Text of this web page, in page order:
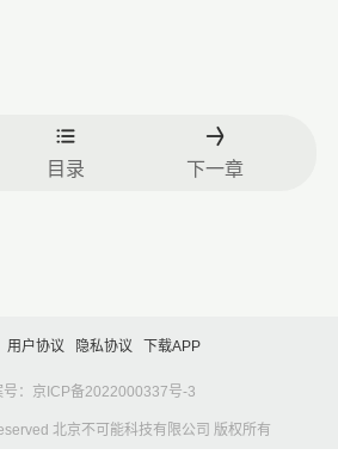
目录 下一章
用户协议 隐私协议 下载APP
号：京ICP备2022000337号-3
北京不可能科技有限公司 版权所有